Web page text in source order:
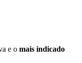
e o mais indicado